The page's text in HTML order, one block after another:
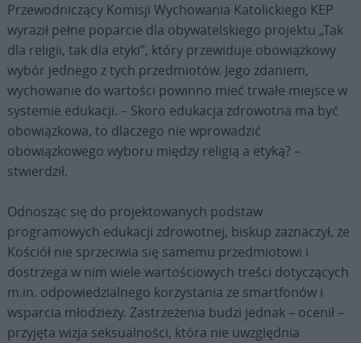
Przewodniczący Komisji Wychowania Katolickiego KEP
wyraził pełne poparcie dla obywatelskiego projektu „Tak
dla religii, tak dla etyki”, który przewiduje obowiązkowy
wybór jednego z tych przedmiotów. Jego zdaniem,
wychowanie do wartości powinno mieć trwałe miejsce w
systemie edukacji. – Skoro edukacja zdrowotna ma być
obowiązkowa, to dlaczego nie wprowadzić
obowiązkowego wyboru między religią a etyką? –
stwierdził.
Odnosząc się do projektowanych podstaw
programowych edukacji zdrowotnej, biskup zaznaczył, że
Kościół nie sprzeciwia się samemu przedmiotowi i
dostrzega w nim wiele wartościowych treści dotyczących
m.in. odpowiedzialnego korzystania ze smartfonów i
wsparcia młodzieży. Zastrzeżenia budzi jednak – ocenił –
przyjęta wizja seksualności, która nie uwzględnia